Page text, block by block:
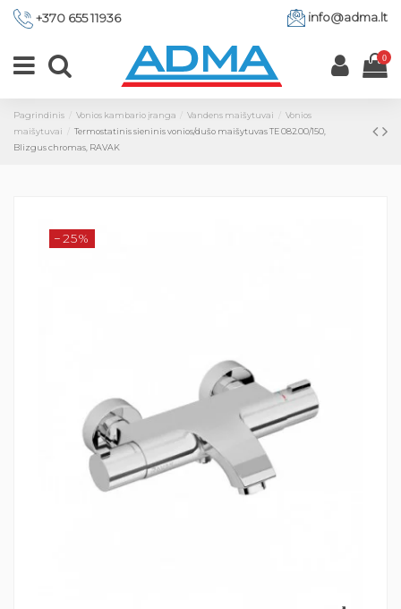
+370 655 11936 info@adma.lt
0
Pagrindinis Vonios kambario įranga Vandens maišytuvai
Vonios
maišytuvai
Termostatinis sieninis vonios/dušo maišytuvas TE 082.00/150,
Blizgus chromas, RAVAK
−25%